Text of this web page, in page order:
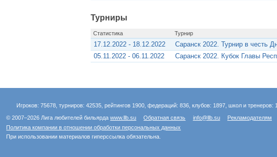
Турниры
Статистика Турнир
17.12.2022 - 18.12.2022 Саранск 2022. Турнир в честь
05.11.2022 - 06.11.2022
Саранск 2022. Кубок Главы
Игроков: 75678, турниров: 42535, рейтингов 1900, федераций: 836, клубов: 1897, школ и тренеров:
© 2007–2026 Лига любителей бильярдаwww.llb.su Обратная связь info@llb.su
Рекламодателям
Политика компании в отношении обработки персональных данных
При использовании материалов гиперссылка обязательна.